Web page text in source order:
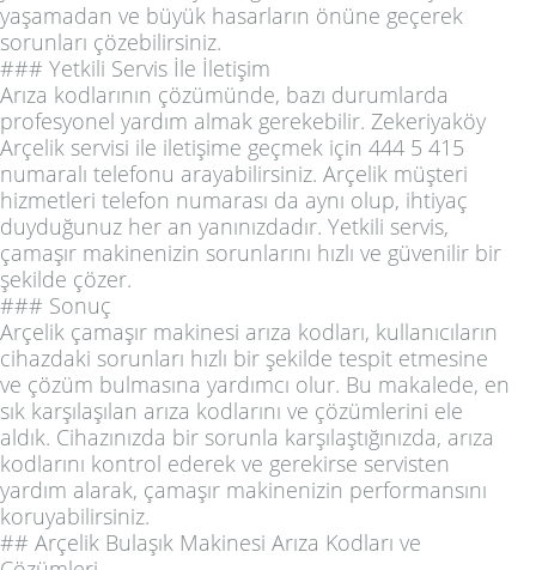
yaşamadan ve büyük hasarların önüne geçerek
sorunları çözebilirsiniz.
### Yetkili Servis İle İletişim
Arıza kodlarının çözümünde, bazı durumlarda
profesyonel yardım almak gerekebilir. Zekeriyaköy
Arçelik servisi ile iletişime geçmek için 444 5 415
numaralı telefonu arayabilirsiniz. Arçelik müşteri
hizmetleri telefon numarası da aynı olup, ihtiyaç
duyduğunuz her an yanınızdadır. Yetkili servis,
çamaşır makinenizin sorunlarını hızlı ve güvenilir bir
şekilde çözer.
### Sonuç
Arçelik çamaşır makinesi arıza kodları, kullanıcıların
cihazdaki sorunları hızlı bir şekilde tespit etmesine
ve çözüm bulmasına yardımcı olur. Bu makalede, en
sık karşılaşılan arıza kodlarını ve çözümlerini ele
aldık. Cihazınızda bir sorunla karşılaştığınızda, arıza
kodlarını kontrol ederek ve gerekirse servisten
yardım alarak, çamaşır makinenizin performansını
koruyabilirsiniz.
## Arçelik Bulaşık Makinesi Arıza Kodları ve